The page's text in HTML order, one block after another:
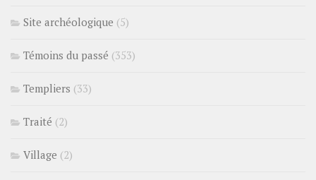
Site archéologique (5)
Témoins du passé (353)
Templiers (33)
Traité (2)
Village (2)